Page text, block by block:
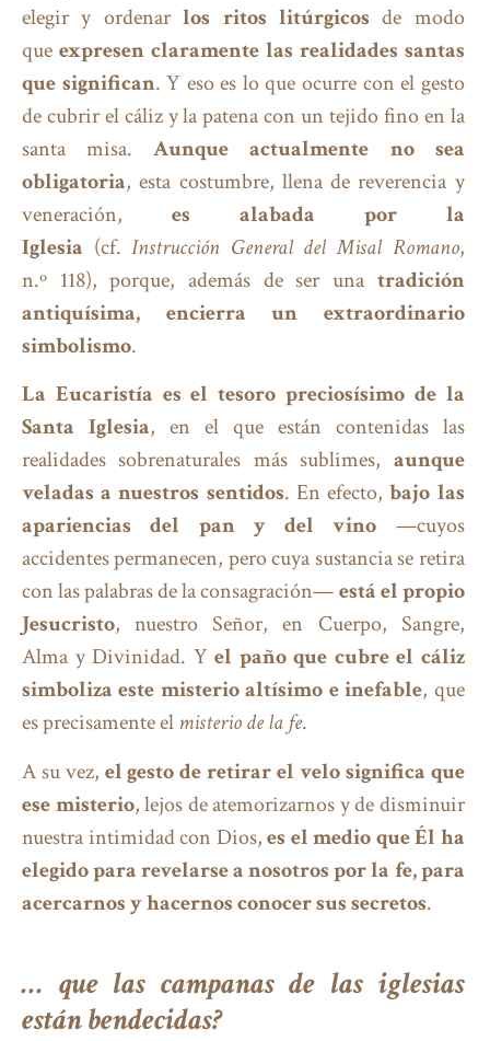
elegir y ordenarlos ritos litúrgicos de modo
que expresen claramente las realidades santas
que significan. Y eso es lo que ocurre con el gesto
de cubrir el cáliz y la patena con un tejido fino en la
santa misa.Aunque actualmente no sea
obligatoria, esta costumbre, llena de reverencia y
veneración, es alabada por la
Iglesia (cf.Instrucción General del Misal Romano,
n.º 118), porque, además de ser una tradición
antiquísima, encierra un extraordinario
simbolismo.
La Eucaristía es el tesoro preciosísimo de la
Santa Iglesia, en el que están contenidas las
realidades sobrenaturales más sublimes, aunque
veladas a nuestros sentidos. En efecto,bajo las
apariencias del pan y del vino —cuyos
accidentes permanecen, pero cuya sustancia se retira
con las palabras de la consagración—está el propio
Jesucristo, nuestro Señor, en Cuerpo, Sangre,
Alma y Divinidad. Yel paño que cubre el cáliz
simboliza este misterio altísimo e inefable, que
es precisamente el misterio de la fe.
A su vez, el gesto de retirar el velo significa que
ese misterio, lejos de atemorizarnos y de disminuir
nuestra intimidad con Dios,es el medio que Él ha
elegido para revelarse a nosotros por la fe, para
acercarnos y hacernos conocer sus secretos.
… que las campanas de las iglesias
están bendecidas?